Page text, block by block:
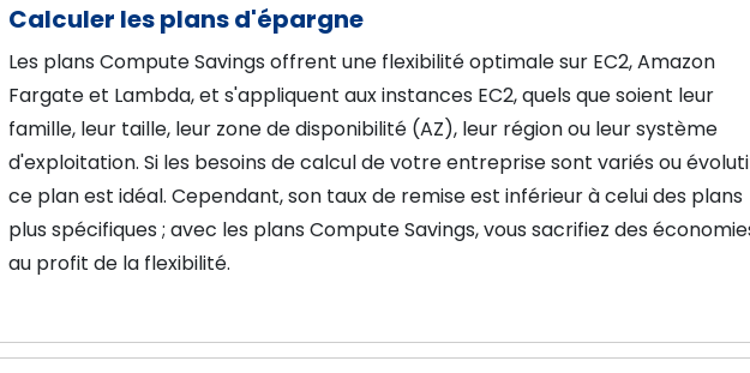
Calculer les plans d'épargne
Les plans Compute Savings offrent une flexibilité optimale sur EC2, Amazon
Fargate et Lambda, et s'appliquent aux instances EC2, quels que soient leur
famille, leur taille, leur zone de disponibilité (AZ), leur région ou leur système
d'exploitation. Si les besoins de calcul de votre entreprise sont variés ou
ce plan est idéal. Cependant, son taux de remise est inférieur à celui des plans
plus spécifiques ; avec les plans Compute Savings, vous sacrifiez des
au profit de la flexibilité.